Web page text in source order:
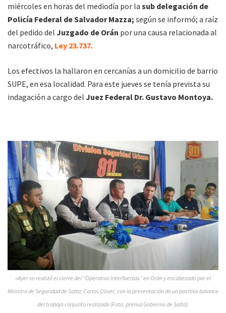
miércoles en horas del mediodía por la sub delegación de
Policía Federal de Salvador Mazza; según se informó; a raíz
del pedido del Juzgado de Orán por una causa relacionada al
narcotráfico, Ley 23.737.
Los efectivos la hallaron en cercanías a un domicilio de barrio
SUPE, en esa localidad. Para este jueves se tenía prevista su
indagación a cargo del Juez Federal Dr. Gustavo Montoya.
»Ayer se realizó el cierre del “Operativo Interfuerzas” en Orán y encabezado por el
Ministro de Seguridad de Salta; Carlos Oliver; con la presentación de un positivo balance
del trabajo conjunto realizado (Foto: prensa Gobierno de Salta)